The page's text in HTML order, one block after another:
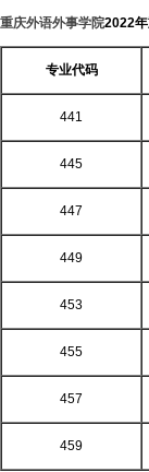
重庆外语外事学院2022
专业代码
441
445
447
449
453
455
457
459